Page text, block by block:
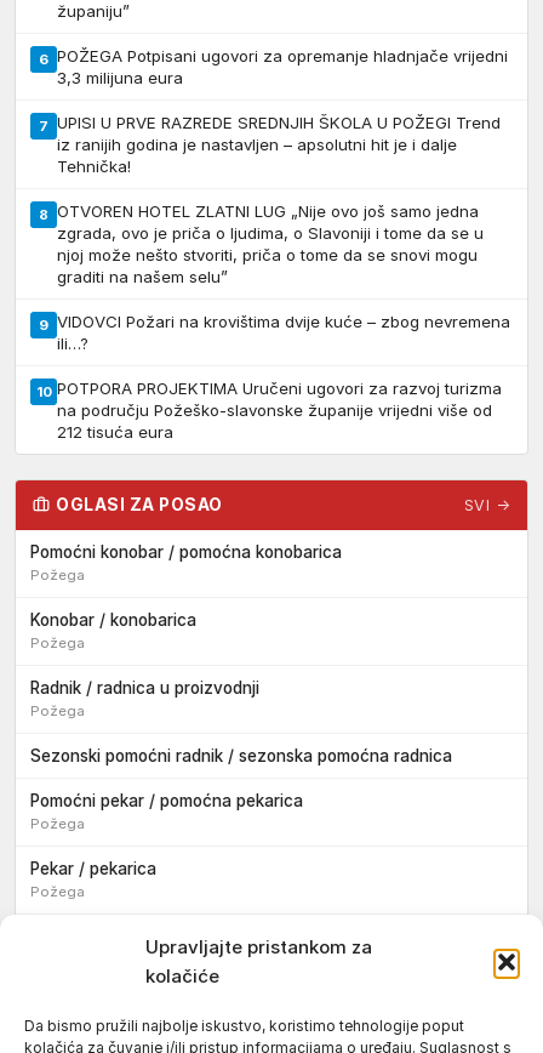
Upravljajte pristankom za
kolačiće
Da bismo pružili najbolje iskustvo, koristimo tehnologije poput
kolačića za čuvanje i/ili pristup informacijama o uređaju. Suglasnost s
županiju”
6 POŽEGA Potpisani ugovori za opremanje hladnjače vrijedni
3,3 milijuna eura
7 UPISI U PRVE RAZREDE SREDNJIH ŠKOLA U POŽEGI Trend
iz ranijih godina je nastavljen – apsolutni hit je i dalje
Tehnička!
8 OTVOREN HOTEL ZLATNI LUG „Nije ovo još samo jedna
zgrada, ovo je priča o ljudima, o Slavoniji i tome da se u
njoj može nešto stvoriti, priča o tome da se snovi mogu
graditi na našem selu”
9 VIDOVCI Požari na krovištima dvije kuće – zbog nevremena
ili…?
10 POTPORA PROJEKTIMA Uručeni ugovori za razvoj turizma
na području Požeško-slavonske županije vrijedni više od
212 tisuća eura
OGLASI ZA POSAO SVI →
Pomoćni konobar / pomoćna konobarica
Požega
Konobar / konobarica
Požega
Radnik / radnica u proizvodnji
Požega
Sezonski pomoćni radnik / sezonska pomoćna radnica
Pomoćni pekar / pomoćna pekarica
Požega
Pekar / pekarica
Požega
Konobar / konobarica